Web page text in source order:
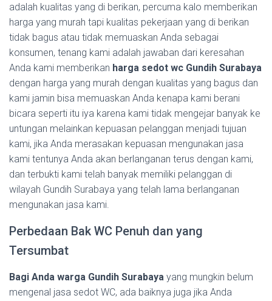
adalah kualitas yang di berikan, percuma kalo memberikan
harga yang murah tapi kualitas pekerjaan yang di berikan
tidak bagus atau tidak memuaskan Anda sebagai
konsumen, tenang kami adalah jawaban dari keresahan
Anda kami memberikan harga sedot wc Gundih Surabaya
dengan harga yang murah dengan kualitas yang bagus dan
kami jamin bisa memuaskan Anda kenapa kami berani
bicara seperti itu iya karena kami tidak mengejar banyak ke
untungan melainkan kepuasan pelanggan menjadi tujuan
kami, jika Anda merasakan kepuasan mengunakan jasa
kami tentunya Anda akan berlanganan terus dengan kami,
dan terbukti kami telah banyak memiliki pelanggan di
wilayah Gundih Surabaya yang telah lama berlanganan
mengunakan jasa kami.
Perbedaan Bak WC Penuh dan yang
Tersumbat
Bagi Anda warga Gundih Surabaya yang mungkin belum
mengenal jasa sedot WC, ada baiknya juga jika Anda